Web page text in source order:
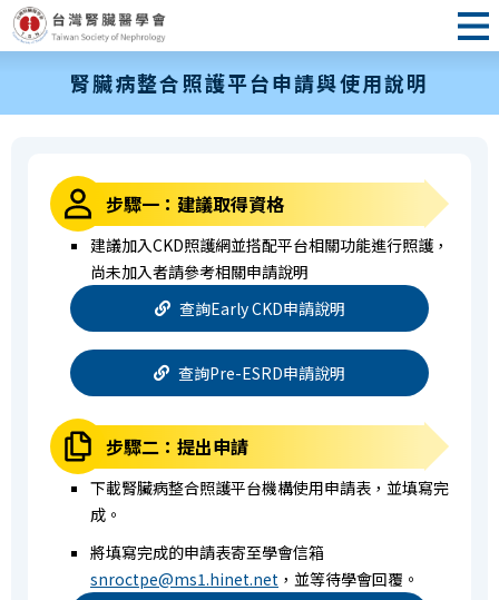
腎臟病整合照護平台申請與使用說明
步驟一：建議取得資格
建議加入CKD照護網並搭配平台相關功能進行照護，
尚未加入者請參考相關申請說明
查詢Early CKD申請說明
查詢Pre-ESRD申請說明
步驟二：提出申請
下載腎臟病整合照護平台機構使用申請表，並填寫完
成。
將填寫完成的申請表寄至學會信箱
snroctpe@ms1.hinet.net ，並等待學會回覆。